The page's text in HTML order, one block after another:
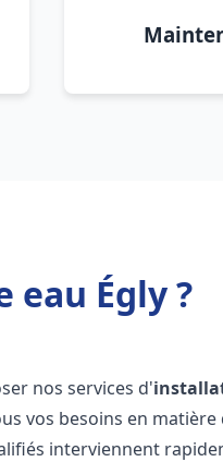
Égly ?
nos services d'
vos besoins en matière
interviennent